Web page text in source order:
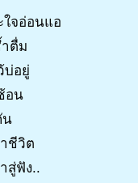
จอ่อนแอ
ตื่ม
บ่อยู่
อน
น
ชีวิต
สู่ฟัง..